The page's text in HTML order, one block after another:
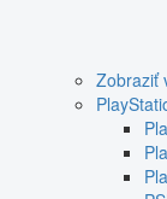
Zobraziť